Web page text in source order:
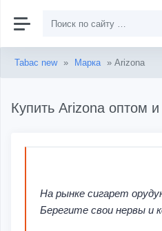
Tabac new » Марка » Arizona
Купить Arizona оптом
На рынке сигарет
Берегите свои нервы и